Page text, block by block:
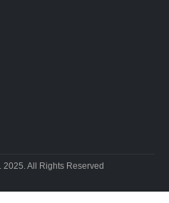
All Rights Reserved